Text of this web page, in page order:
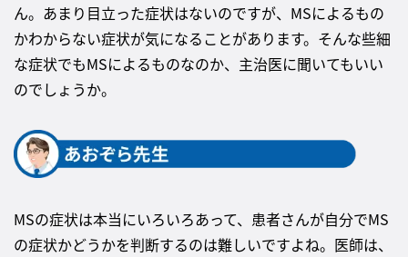
ん。あまり目立った症状はないのですが、MSによるもの
かわからない症状が気になることがあります。そんな些細
な症状でもMSによるものなのか、主治医に聞いてもいい
のでしょうか。
MSの症状は本当にいろいろあって、患者さんが自分でMS
の症状かどうかを判断するのは難しいですよね。医師は、